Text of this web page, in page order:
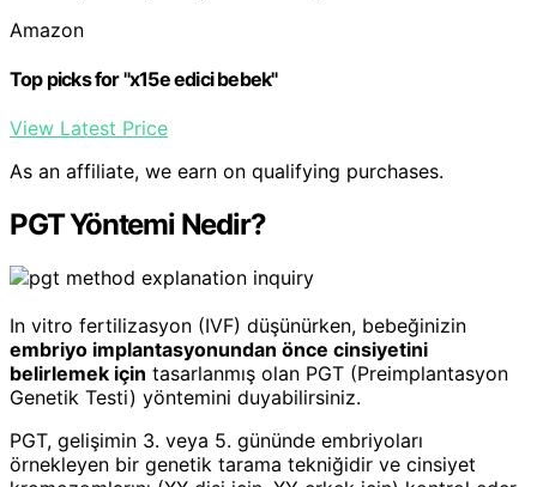
Amazon
Top picks for "x15e edici bebek"
View Latest Price
As an affiliate, we earn on qualifying purchases.
PGT Yöntemi Nedir?
In vitro fertilizasyon (IVF) düşünürken, bebeğinizin
embriyo implantasyonundan önce cinsiyetini
belirlemek için tasarlanmış olan PGT (Preimplantasyon
Genetik Testi) yöntemini duyabilirsiniz.
PGT, gelişimin 3. veya 5. gününde embriyoları
örnekleyen bir genetik tarama tekniğidir ve cinsiyet